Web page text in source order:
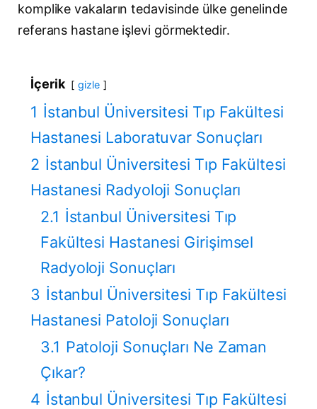
komplike vakaların tedavisinde ülke genelinde
referans hastane işlevi görmektedir.
İçerik gizle
1 İstanbul Üniversitesi Tıp Fakültesi
Hastanesi Laboratuvar Sonuçları
2 İstanbul Üniversitesi Tıp Fakültesi
Hastanesi Radyoloji Sonuçları
2.1 İstanbul Üniversitesi Tıp
Fakültesi Hastanesi Girişimsel
Radyoloji Sonuçları
3 İstanbul Üniversitesi Tıp Fakültesi
Hastanesi Patoloji Sonuçları
3.1 Patoloji Sonuçları Ne Zaman
Çıkar?
4 İstanbul Üniversitesi Tıp Fakültesi